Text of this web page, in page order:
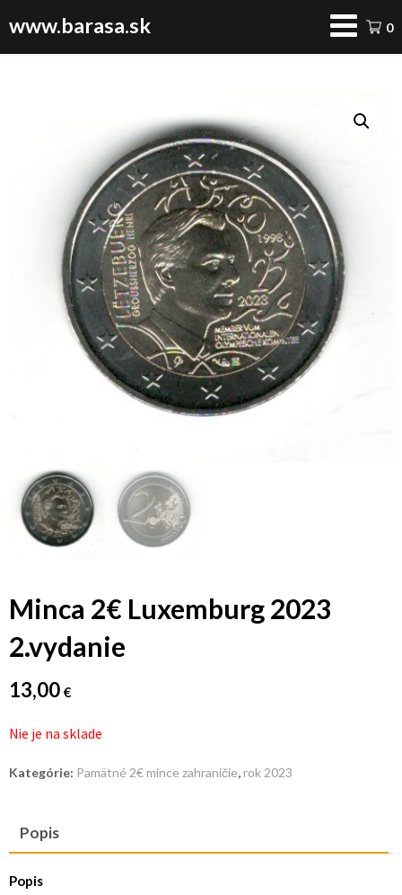
www.barasa.sk 0
Minca 2€ Luxemburg 2023
2.vydanie
13,00 €
Nie je na sklade
Kategórie: Pamätné 2€ mince zahraničie,rok 2023
Popis
Popis